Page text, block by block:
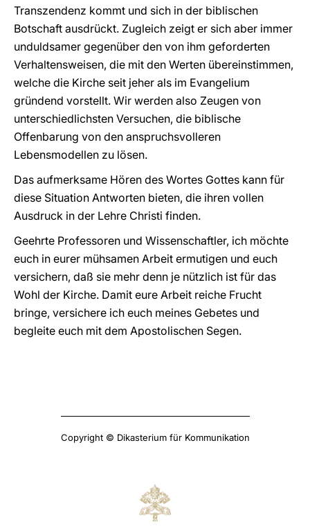
Transzendenz kommt und sich in der biblischen
Botschaft ausdrückt. Zugleich zeigt er sich aber immer
unduldsamer gegenüber den von ihm geforderten
Verhaltensweisen, die mit den Werten übereinstimmen,
welche die Kirche seit jeher als im Evangelium
gründend vorstellt. Wir werden also Zeugen von
unterschiedlichsten Versuchen, die biblische
Offenbarung von den anspruchsvolleren
Lebensmodellen zu lösen.
Das aufmerksame Hören des Wortes Gottes kann für
diese Situation Antworten bieten, die ihren vollen
Ausdruck in der Lehre Christi finden.
Geehrte Professoren und Wissenschaftler, ich möchte
euch in eurer mühsamen Arbeit ermutigen und euch
versichern, daß sie mehr denn je nützlich ist für das
Wohl der Kirche. Damit eure Arbeit reiche Frucht
bringe, versichere ich euch meines Gebetes und
begleite euch mit dem Apostolischen Segen.
Copyright © Dikasterium für Kommunikation